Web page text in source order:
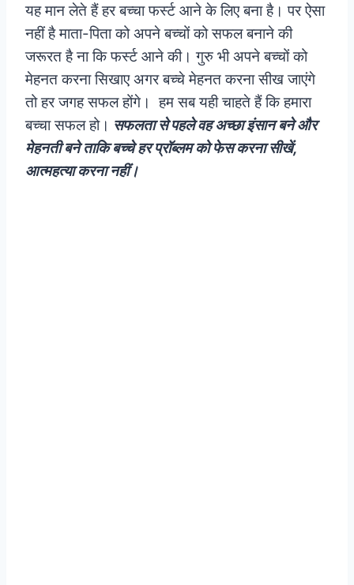
यह मान लेते हैं हर बच्चा फर्स्ट आने के लिए बना है। पर ऐसा
नहीं है माता-पिता को अपने बच्चों को सफल बनाने की
जरूरत है ना कि फर्स्ट आने की। गुरु भी अपने बच्चों को
मेहनत करना सिखाए अगर बच्चे मेहनत करना सीख जाएंगे
तो हर जगह सफल होंगे। हम सब यही चाहते हैं कि हमारा
बच्चा सफल हो। सफलता से पहले वह अच्छा इंसान बने और
मेहनती बने ताकि बच्चे हर प्रॉब्लम को फेस करना सीखें,
आत्महत्या करना नहीं।